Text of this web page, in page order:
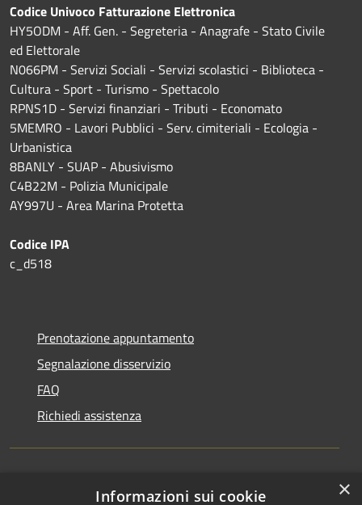
Codice Univoco Fatturazione Elettronica
HY5ODM - Aff. Gen. - Segreteria - Anagrafe - Stato Civile
ed Elettorale
N066PM - Servizi Sociali - Servizi scolastici - Biblioteca -
Cultura - Sport - Turismo - Spettacolo
RPNS1D - Servizi finanziari - Tributi - Economato
5MEMRO - Lavori Pubblici - Serv. cimiteriali - Ecologia -
Urbanistica
8BANLY - SUAP - Abusivismo
C4B22M - Polizia Municipale
AY997U - Area Marina Protetta
Codice IPA
c_d518
Prenotazione appuntamento
Segnalazione disservizio
FAQ
Richiedi assistenza
Amministrazione trasparente ×
Informazioni sui cookie